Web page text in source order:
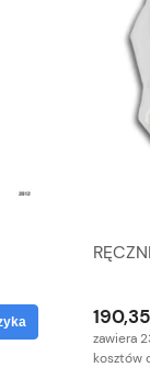
zawiera
kosztów